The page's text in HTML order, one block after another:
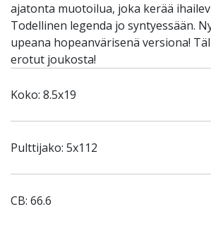
ajatonta muotoilua, joka kerää
Todellinen legenda jo syntyessään.
upeana hopeanvärisenä versiona!
erotut joukosta!
Koko: 8.5x19
Pulttijako: 5x112
CB: 66.6